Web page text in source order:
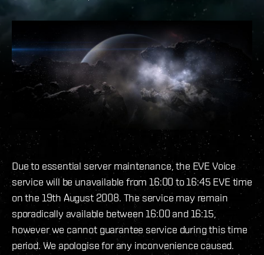
Due to essential server maintenance, the EVE Voice
service will be unavailable from 16:00 to 16:45 EVE time
on the 19th August 2008. The service may remain
sporadically available between 16:00 and 16:15,
however we cannot guarantee service during this time
period. We apologise for any inconvenience caused.